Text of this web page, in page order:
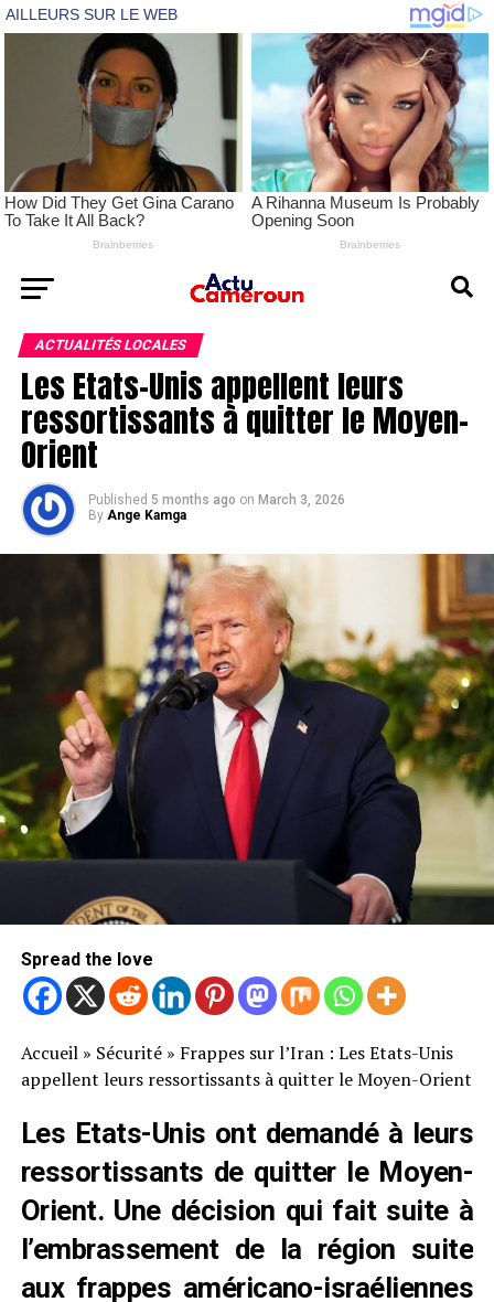
ACTUALITÉS LOCALES
Les Etats-Unis appellent leurs
ressortissants à quitter le Moyen-
Orient
Published 5 months ago on March 3, 2026
By Ange Kamga
Spread the love
Accueil» Sécurité» Frappes sur l’Iran : Les Etats-Unis
appellent leurs ressortissants à quitter le Moyen-Orient
Les Etats-Unis ont demandé à leurs
ressortissants de quitter le Moyen-
Orient. Une décision qui fait suite à
l’embrassement de la région suite
aux frappes américano-israéliennes